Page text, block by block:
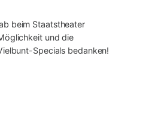
beim Staatstheater
und die
Specials bedanken!